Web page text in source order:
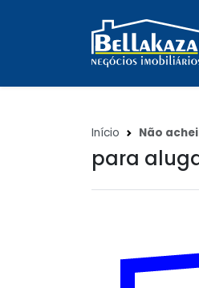
Início Não achei
para